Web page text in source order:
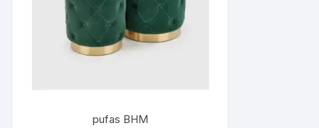
pufas BHM